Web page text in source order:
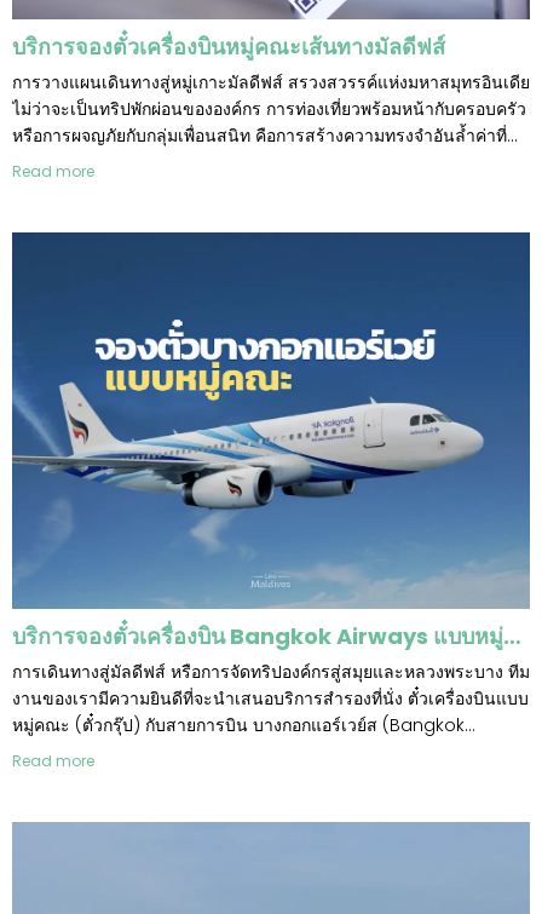
บริการจองตั๋วเครื่องบินหมู่คณะเส้นทางมัลดีฟส์
การวางแผนเดินทางสู่หมู่เกาะมัลดีฟส์ สรวงสวรรค์แห่งมหาสมุทรอินเดีย
ไม่ว่าจะเป็นทริปพักผ่อนขององค์กร การท่องเที่ยวพร้อมหน้ากับครอบครัว
หรือการผจญภัยกับกลุ่มเพื่อนสนิท คือการสร้างความทรงจำอันล้ำค่าที่
ต้องอาศัยการวางแผนอย่างพิถีพิถันและเป็นมืออาชีพ
Read more
บริการจองตั๋วเครื่องบิน Bangkok Airways แบบหมู่คณะ เส้นทางมัลดีฟส์ และ เส้นทางอื่นๆ
การเดินทางสู่มัลดีฟส์ หรือการจัดทริปองค์กรสู่สมุยและหลวงพระบาง ทีม
งานของเรามีความยินดีที่จะนำเสนอบริการสำรองที่นั่ง ตั๋วเครื่องบินแบบ
หมู่คณะ (ตั๋วกรุ๊ป) กับสายการบิน บางกอกแอร์เวย์ส (Bangkok
Airways) เพื่อยกระดับการเดินทางเป็นกลุ่มให้พิเศษยิ่งกว่าเดิม ด้วย
Read more